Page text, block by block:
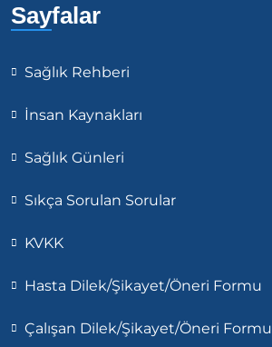
Sayfalar
Sağlık Rehberi
İnsan Kaynakları
Sağlık Günleri
Sıkça Sorulan Sorular
KVKK
Hasta Dilek/Şikayet/Öneri Formu
Çalışan Dilek/Şikayet/Öneri Formu